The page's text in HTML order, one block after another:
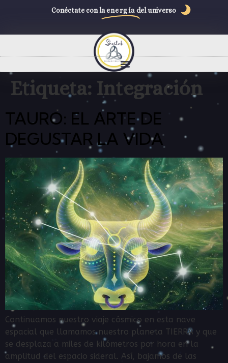
Conéctate con la energía del universo
Etiqueta: Integración
TAURO: EL ARTE DE
DEGUSTAR LA VIDA
Continuamos nuestro viaje cósmico en esta nave
espacial que llamamos nuestro planeta TIERRA y que
se desplaza a miles de kilómetros por hora en la
amplitud del espacio sideral. Así, bajamos de las